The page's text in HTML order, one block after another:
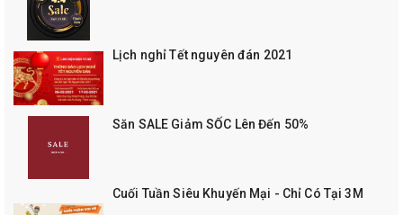
Lịch nghỉ Tết nguyên đán 2021
Săn SALE Giảm SỐC Lên Đến 50%
Cuối Tuần Siêu Khuyến Mại - Chỉ Có Tại 3M